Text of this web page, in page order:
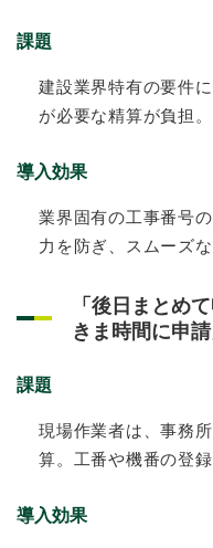
課題
建設業界特有の要件
が必要な精算が負担。
導入効果
業界固有の工事番号
力を防ぎ、スムーズ
「後日まとめ
きま時間に申
課題
現場作業者は、事務
算。工番や機番の登
導入効果